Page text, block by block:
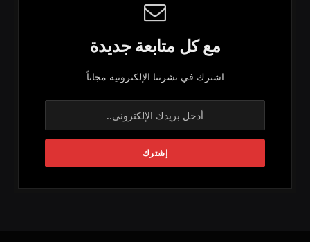
مع كل متابعة جديدة
اشترك في نشرتنا الإلكترونية مجاناً